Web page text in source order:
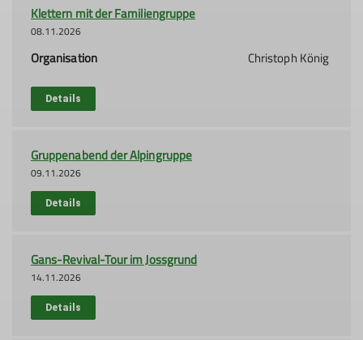
Klettern mit der Familiengruppe
08.11.2026
Organisation Christoph König
Details
Gruppenabend der Alpingruppe
09.11.2026
Details
Gans-Revival-Tour im Jossgrund
14.11.2026
Details